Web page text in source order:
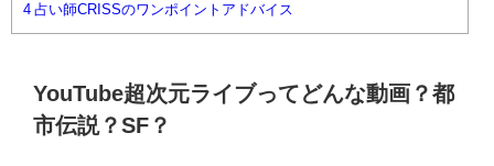
4 占い師CRISSのワンポイントアドバイス
YouTube超次元ライブってどんな動画？都
市伝説？SF？